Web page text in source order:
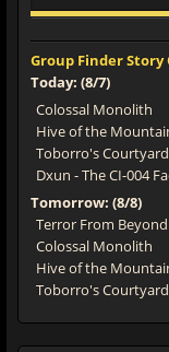
Group Finder
Today: (8/7)
Colossal Monolith
Hive of the
Toborro's Courtyard
Dxun - The CI-004
Tomorrow: (8/8)
Terror From Beyond
Colossal Monolith
Hive of the
Toborro's Courtyard